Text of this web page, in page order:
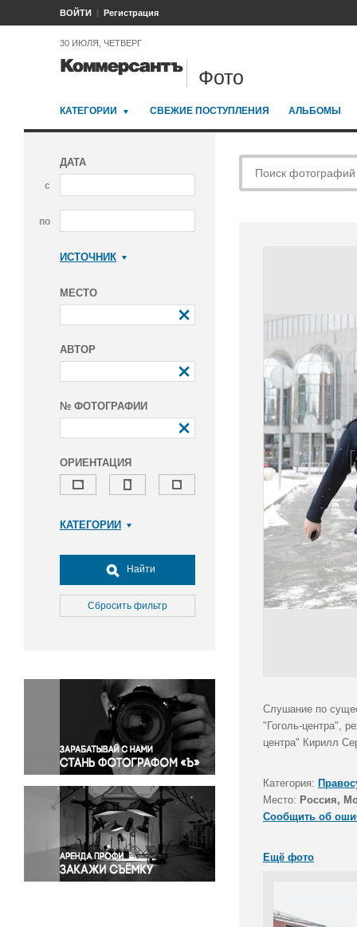
ВОЙТИ Регистрация
30 ИЮЛЯ, ЧЕТВЕРГ
Фото
КАТЕГОРИИ СВЕЖИЕ ПОСТУПЛЕНИЯ АЛЬБОМЫ
ДАТА
с
по
ИСТОЧНИК
МЕСТО
АВТОР
№ ФОТОГРАФИИ
ОРИЕНТАЦИЯ
КАТЕГОРИИ
Досуг, туризм и отдых
Культура
Медицина
Окружающая среда
Политика
Правосудие
Происшествия и конфликты
Религия
Светская жизнь
Спорт
Экология
Экономика и бизнес
Найти
Сбросить фильтр
Слушание по
"Гоголь-центра",
центра" Кирилл
Категория:
Место: Россия,
Сообщить об
Ещё фото